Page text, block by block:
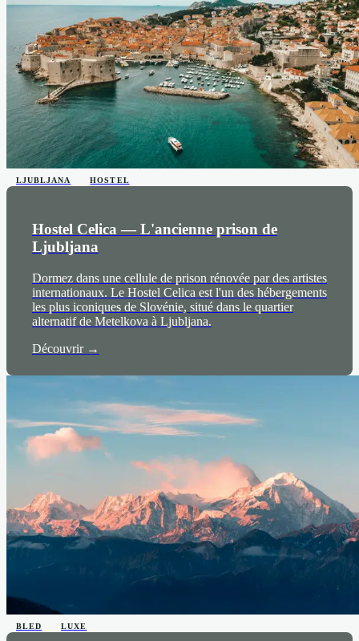
LJUBLJANA HOSTEL
Hostel Celica — L'ancienne prison de
Ljubljana
Dormez dans une cellule de prison rénovée par des artistes
internationaux. Le Hostel Celica est l'un des hébergements
les plus iconiques de Slovénie, situé dans le quartier
alternatif de Metelkova à Ljubljana.
Découvrir →
BLED LUXE